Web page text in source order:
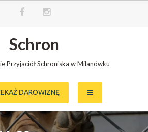
Schron
Przyjaciół Schroniska w Milanówku
DAROWIZNĘ